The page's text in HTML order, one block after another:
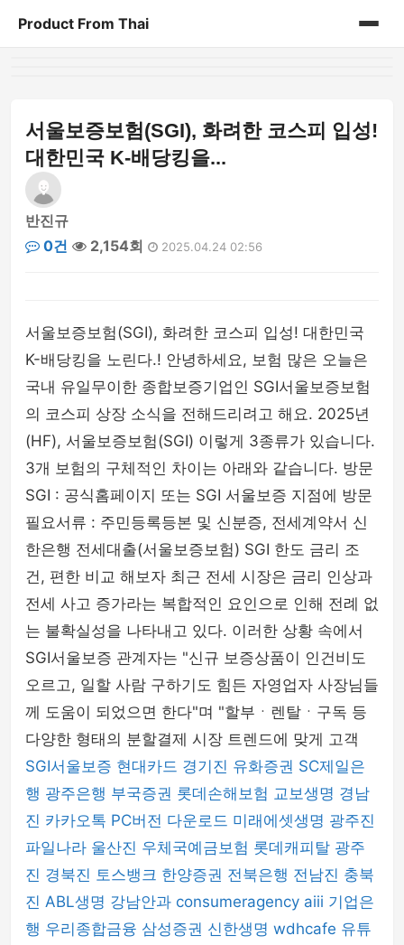
Product From Thai
서울보증보험(SGI), 화려한 코스피 입성!
대한민국 K-배당킹을...
반진규
0건
2,154회 2025.04.24 02:56
서울보증보험(SGI), 화려한 코스피 입성! 대한민국
K-배당킹을 노린다.! 안녕하세요, 보험 많은 오늘은
국내 유일무이한 종합보증기업인 SGI서울보증보험
의 코스피 상장 소식을 전해드리려고 해요. 2025년
(HF), 서울보증보험(SGI) 이렇게 3종류가 있습니다.
3개 보험의 구체적인 차이는 아래와 같습니다. 방문
SGI : 공식홈페이지 또는 SGI 서울보증 지점에 방문
필요서류 : 주민등록등본 및 신분증, 전세계약서 신
한은행 전세대출(서울보증보험) SGI 한도 금리 조
건, 편한 비교 해보자 최근 전세 시장은 금리 인상과
전세 사고 증가라는 복합적인 요인으로 인해 전례 없
는 불확실성을 나타내고 있다. 이러한 상황 속에서
SGI서울보증 관계자는 "신규 보증상품이 인건비도
오르고, 일할 사람 구하기도 힘든 자영업자 사장님들
께 도움이 되었으면 한다"며 "할부ㆍ렌탈ㆍ구독 등
다양한 형태의 분할결제 시장 트렌드에 맞게 고객
SGI서울보증 현대카드 경기진 유화증권 SC제일은
행 광주은행 부국증권 롯데손해보험 교보생명 경남
진 카카오톡 PC버전 다운로드 미래에셋생명 광주진
파일나라 울산진 우체국예금보험 롯데캐피탈 광주
진 경북진 토스뱅크 한양증권 전북은행 전남진 충북
진 ABL생명 강남안과 consumeragency aiii 기업은
행 우리종합금융 삼성증권 신한생명 wdhcafe 유튜